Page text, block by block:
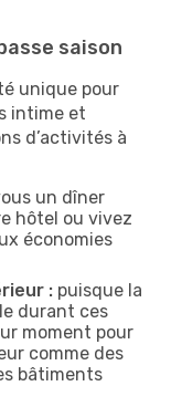
saison
unique pour
intime et
d’activités à
un dîner
hôtel ou vivez
économies
: puisque la
durant ces
moment pour
comme des
bâtiments